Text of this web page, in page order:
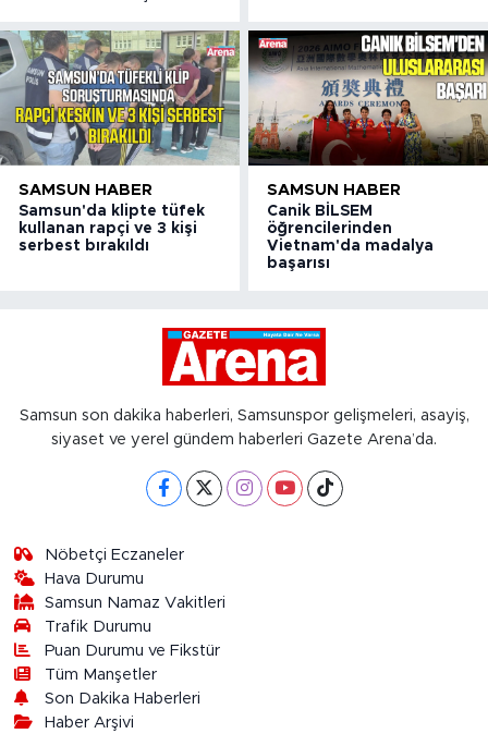
SAMSUN HABER
Samsun'da klipte tüfek
kullanan rapçi ve 3 kişi
serbest bırakıldı
SAMSUN HABER
Canik BİLSEM
öğrencilerinden
Vietnam'da madalya
başarısı
Samsun son dakika haberleri, Samsunspor gelişmeleri, asayiş,
siyaset ve yerel gündem haberleri Gazete Arena’da.
Nöbetçi Eczaneler
Hava Durumu
Samsun Namaz Vakitleri
Trafik Durumu
Puan Durumu ve Fikstür
Tüm Manşetler
Son Dakika Haberleri
Haber Arşivi